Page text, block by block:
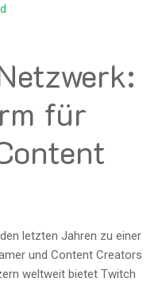
für
letzten Jahren zu einer
und Content Creators
weltweit bietet Twitch